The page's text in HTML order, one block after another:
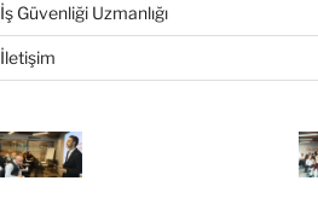
İş Güvenliği Uzmanlığı
İletişim